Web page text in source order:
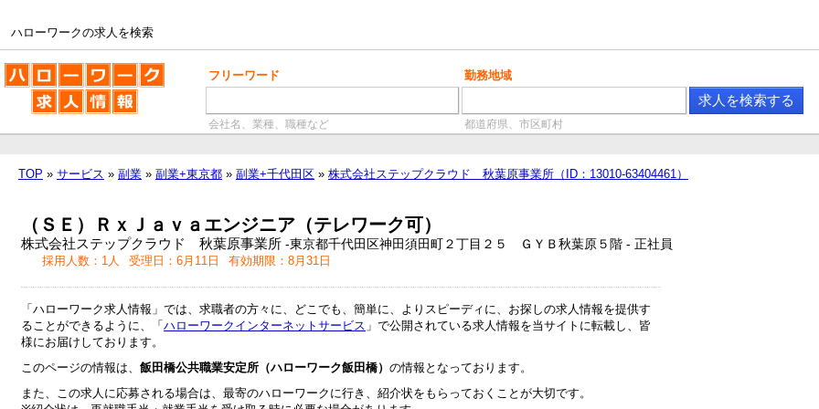
ハローワークの求人を検索
ハローワークの求人を検索 フリーワード 勤務地域
会社名、業種、職種など 都道府県、市区町村
TOP » サービス » 副業 » 副業+東京都 » 副業+千代田区 » 株式会社ステップクラウド 秋葉原事業所（ID：13010-63404461）
（ＳＥ）ＲｘＪａｖａエンジニア（テレワーク可）
株式会社ステップクラウド 秋葉原事業所 -東京都千代田区神田須田町２丁目２５ ＧＹＢ秋葉原５階 - 正社員
採用人数：1人 受理日：6月11日 有効期限：8月31日
「ハローワーク求人情報」では、求職者の方々に、どこでも、簡単に、よりスピーディに、お探しの求人情報を提供す
ることができるように、「ハローワークインターネットサービス 」で公開されている求人情報を当サイトに転載し、皆
様にお届けしております。
このページの情報は、 飯田橋公共職業安定所（ハローワーク飯田橋） の情報となっております。
また、この求人に応募される場合は、最寄のハローワークに行き、紹介状をもらっておくことが大切です。